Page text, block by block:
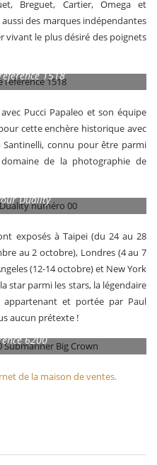
Breguet, Cartier, Omega et
des marques indépendantes
vivant le plus désiré des poignets
1518
Pucci Papaleo et son équipe
cette enchère historique avec
connu pour être parmi
de la photographie de
Duality
exposés à Taipei (du 24 au 28
au 2 octobre), ​​Londres (4 au 7
(12-14 octobre) et New York
star parmi les stars, la légendaire
appartenant et portée par Paul
aucun prétexte !
6200
de la maison de ventes.